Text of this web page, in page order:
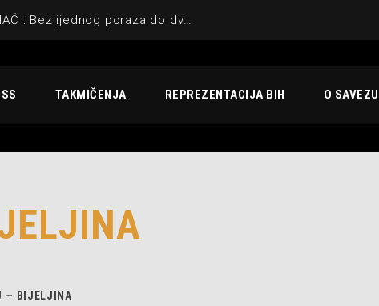
KIK UNA-SANA BIHAĆ : Bez ijednog poraza do dvostruke krune
TAKMIČENJA REPREZENTACIJA BIH O SAVEZU
— BIJELJINA